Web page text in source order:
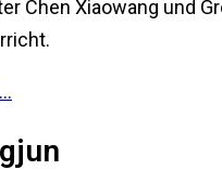
Chen Xiaowang und